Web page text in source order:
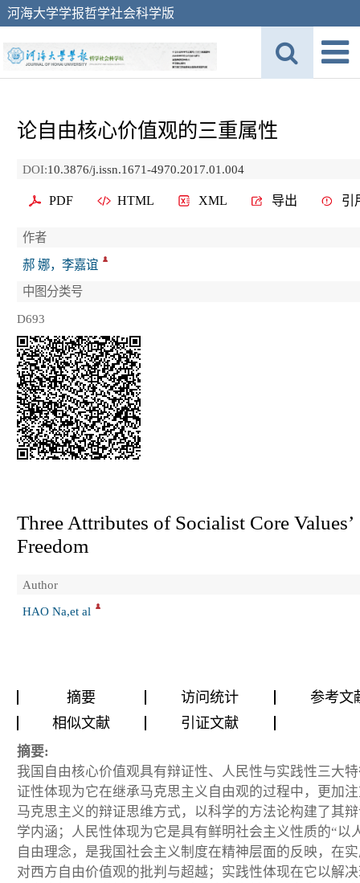
河海大学学报哲学社会科学版
论自由核心价值观的三重属性
DOI:10.3876/j.issn.1671-4970.2017.01.004
PDF HTML XML 导出 引
作者
郝 娜，李嘉谊
中图分类号
D693
Three Attributes of Socialist Core Values’
Freedom
Author
HAO Na,et al
摘要 访问统计
参考文
相似文献
引证文献
摘要:
我国自由核心价值观具有辩证性、人民性与实践性三大
证性体现为它在继承马克思主义自由观的过程中，更加
马克思主义的辩证思维方式，以科学的方法论构建了其
学内涵；人民性体现为它是具有鲜明社会主义性质的“以
自由理念，是我国社会主义制度在精神层面的反映，在
对西方自由价值观的批判与超越；实践性体现在它以解